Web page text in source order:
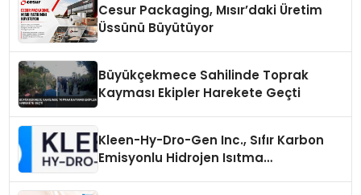
Cesur Packaging, Mısır’daki Üretim
Üssünü Büyütüyor
Büyükçekmece Sahilinde Toprak
Kayması Ekipler Harekete Geçti
Kleen-Hy-Dro-Gen Inc., Sıfır Karbon
Emisyonlu Hidrojen Isıtma